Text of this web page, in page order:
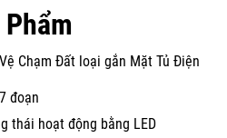
Chạm Đất loại gắn Mặt Tủ Điện
đoạn
thái hoạt động bằng LED